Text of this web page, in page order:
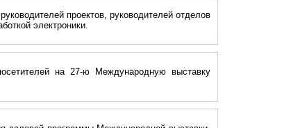
проектов, руководителей отделов
электроники.
на 27-ю Международную выставку